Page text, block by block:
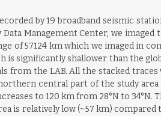
by 19 broadband seismic
Management Center, we
of 57124 km which we imaged in
significantly shallower than the
from the LAB. All the stacked
central part of the study
to 120 km from 28°N to
is relatively low (~57 km)